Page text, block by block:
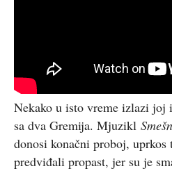
Nekako u isto vreme izlazi joj
sa dva Gremija. Mjuzikl
donosi konačni proboj,
predviđali propast, jer su je